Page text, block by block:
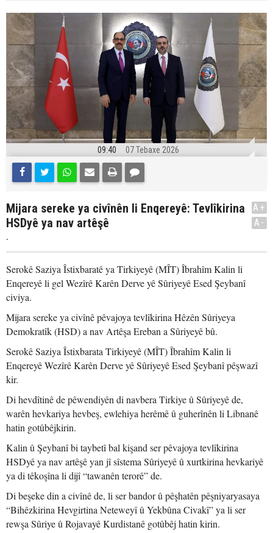
09:40 07 Tebaxe 2026
Mijara sereke ya civînên li Enqereyê: Tevlîkirina
HSDyê ya nav artêşê
.
A+
A-
Serokê Saziya Îstixbaratê ya Tirkiyeyê (MÎT) Îbrahîm Kalin li
Enqereyê li gel Wezîrê Karên Derve yê Sûriyeyê Esed Şeybanî
civiya.
Mijara sereke ya civînê pêvajoya tevlîkirina Hêzên Sûriyeya
Demokratîk (HSD) a nav Artêşa Ereban a Sûriyeyê bû.
Serokê Saziya Îstixbarata Tirkiyeyê (MÎT) Îbrahîm Kalin li
Enqereyê Wezîrê Karên Derve yê Sûriyeyê Esed Şeybanî pêşwazî
kir.
Di hevdîtinê de pêwendiyên di navbera Tirkiye û Sûriyeyê de,
warên hevkariya hevbeş, ewlehiya herêmê û guherînên li Libnanê
hatin gotûbêjkirin.
Kalin û Şeybanî bi taybetî bal kişand ser pêvajoya tevlîkirina
HSDyê ya nav artêşê yan jî sîstema Sûriyeyê û xurtkirina hevkariyê
ya di têkoşîna li dijî “tawanên terorê” de.
Di beşeke din a civînê de, li ser bandor û pêşhatên pêşniyaryasaya
“Bihêzkirina Hevgirtina Neteweyî û Yekbûna Civakî” ya li ser
rewşa Sûriye û Rojavayê Kurdistanê gotûbêj hatin kirin.